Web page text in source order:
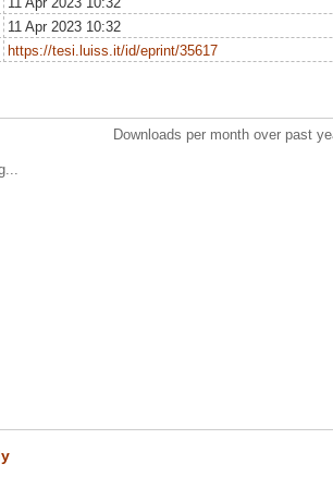
11 Apr 2023 10:32
https://tesi.luiss.it/id/eprint/35617
Downloads per month over past